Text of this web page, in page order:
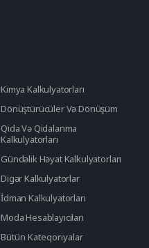
Kimya Kalkulyatorları
Dönüştürücüler Və Dönüşüm
Qida Və Qidalanma
Kalkulyatorları
Gündəlik Həyat Kalkulyatorları
Digər Kalkulyatorlar
İdman Kalkulyatorları
Moda Hesablayıcıları
Bütün Kateqoriyalar